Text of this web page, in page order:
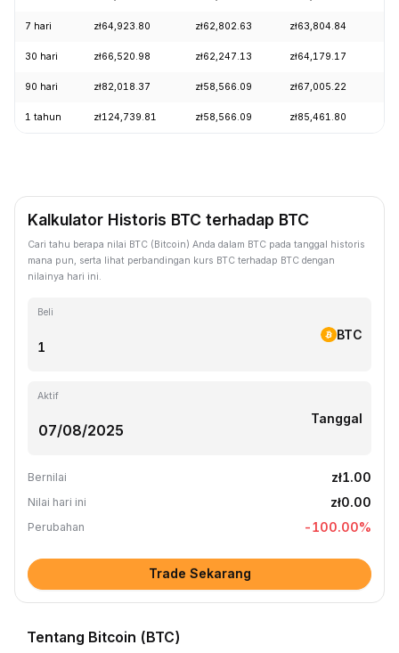
7 hari zł64,923.80 zł62,802.63 zł63,804.84
30 hari zł66,520.98 zł62,247.13 zł64,179.17
90 hari zł82,018.37 zł58,566.09 zł67,005.22
1 tahun zł124,739.81 zł58,566.09 zł85,461.80
Kalkulator Historis BTC terhadap BTC
Cari tahu berapa nilai BTC (Bitcoin) Anda dalam BTC pada tanggal historis
mana pun, serta lihat perbandingan kurs BTC terhadap BTC dengan
nilainya hari ini.
Beli
BTC
Aktif
Tanggal
Bernilai zł1.00
Nilai hari ini zł0.00
Perubahan -100.00%
Trade Sekarang
Tentang Bitcoin (BTC)